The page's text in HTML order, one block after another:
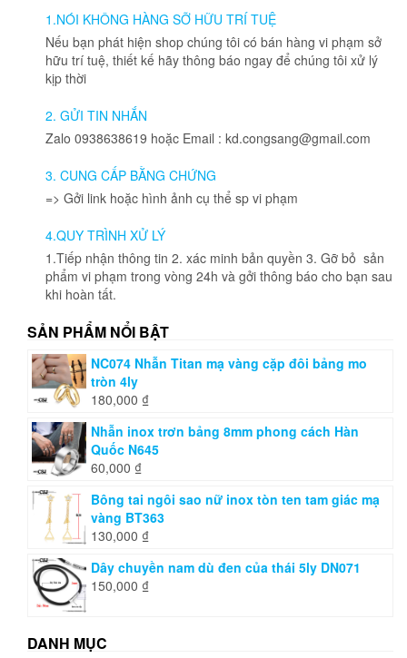
nhiều
biến
thể.
Các
chọn
có
thể
được
chọn
trên
sản
phẩm
thể.
Các
thể
được
1.NÓI KHÔNG HÀNG SỠ HỮU TRÍ TUỆ
Nếu bạn phát hiện shop chúng tôi có bán hàng vi phạm sở
hữu trí tuệ, thiết kế hãy thông báo ngay để chúng tôi xử lý
kịp thời
2. GỬI TIN NHẮN
Zalo 0938638619 hoặc Email : kd.congsang@gmail.com
3. CUNG CẤP BẰNG CHỨNG
=> Gởi link hoặc hình ảnh cụ thể sp vi phạm
4.QUY TRÌNH XỬ LÝ
1.Tiếp nhận thông tin 2. xác minh bản quyền 3. Gỡ bỏ sản
phẩm vi phạm trong vòng 24h và gởi thông báo cho bạn sau
khi hoàn tất.
SẢN PHẨM NỔI BẬT
NC074 Nhẫn Titan mạ vàng cặp đôi bảng mo
tròn 4ly
180,000 ₫
Nhẫn inox trơn bảng 8mm phong cách Hàn
Quốc N645
60,000 ₫
Bông tai ngôi sao nữ inox tòn ten tam giác mạ
vàng BT363
130,000 ₫
Dây chuyền nam dù đen của thái 5ly DN071
150,000 ₫
DANH MỤC